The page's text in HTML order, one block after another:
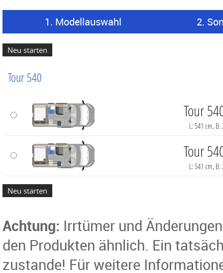
1. Modellauswahl 2.
Tour 540
Tour
L: 541 cm,
Tour
L: 541 cm,
Achtung: Irrtümer und
den Produkten ähnlich. Ein
zustande! Für weitere